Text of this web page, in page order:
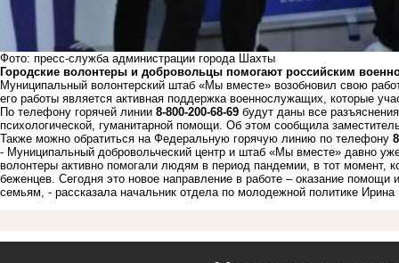
Фото: пресс-служба администрации города Шахты
Городские волонтеры и добровольцы помогают российским
Муниципальный волонтерский штаб «Мы вместе» возобновил свою
его работы является активная поддержка военнослужащих, которые
По телефону горячей линии 8-800-200-68-69 будут даны все
психологической, гуманитарной помощи. Об этом сообщила
Также можно обратиться на Федеральную горячую линию по телефону
- Муниципальный добровольческий центр и штаб «Мы вместе» давно
волонтеры активно помогали людям в период пандемии, в тот момент,
беженцев. Сегодня это новое направление в работе – оказание
семьям, - рассказала начальник отдела по молодежной политике Ирина